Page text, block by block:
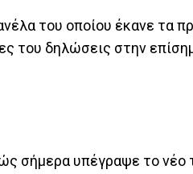
του οποίου έκανε τα
του δηλώσεις στην
σήμερα υπέγραψε το νέο